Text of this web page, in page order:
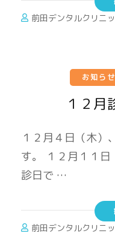
前田デンタルクリニ
お知らせ
１２月
１２月４日（木）
す。 １２月１１
診日で …
前田デンタルクリニ